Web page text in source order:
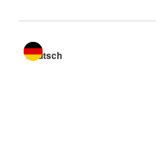
Sprache wechseln zu